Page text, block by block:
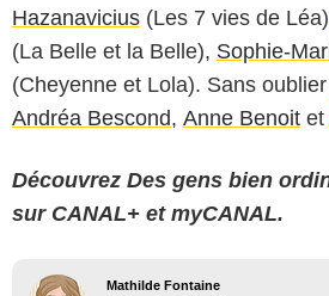
Hazanavicius (Les 7 vies de
(La Belle et la Belle), Sophie-
(Cheyenne et Lola). Sans oublier
Andréa Bescond, Anne Benoit et
Découvrez Des gens bien
sur CANAL+ et myCANAL.
Mathilde Fontaine